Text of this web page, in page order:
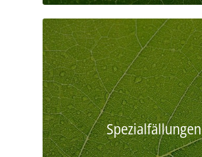
Spezialfällungen